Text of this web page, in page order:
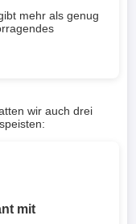
mehr als genug
wir auch drei
mit